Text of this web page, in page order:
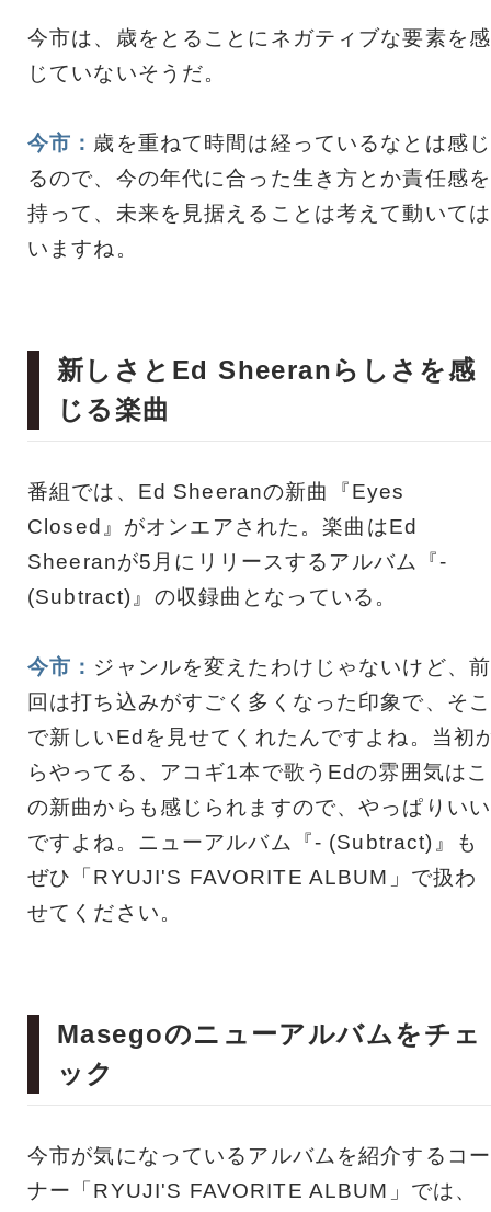
今市は、歳をとることにネガティブな要素を感
じていないそうだ。
今市： 歳を重ねて時間は経っているなとは感じ
るので、今の年代に合った生き方とか責任感を
持って、未来を見据えることは考えて動いては
いますね。
新しさとEd Sheeranらしさを感
じる楽曲
番組では、Ed Sheeranの新曲『Eyes
Closed』がオンエアされた。楽曲はEd
Sheeranが5月にリリースするアルバム『-
(Subtract)』の収録曲となっている。
今市： ジャンルを変えたわけじゃないけど、前
回は打ち込みがすごく多くなった印象で、そこ
で新しいEdを見せてくれたんですよね。当初
らやってる、アコギ1本で歌うEdの雰囲気はこ
の新曲からも感じられますので、やっぱりいい
ですよね。ニューアルバム『- (Subtract)』も
ぜひ「RYUJI'S FAVORITE ALBUM」で扱わ
せてください。
Masegoのニューアルバムをチェ
ック
今市が気になっているアルバムを紹介するコー
ナー「RYUJI'S FAVORITE ALBUM」では、